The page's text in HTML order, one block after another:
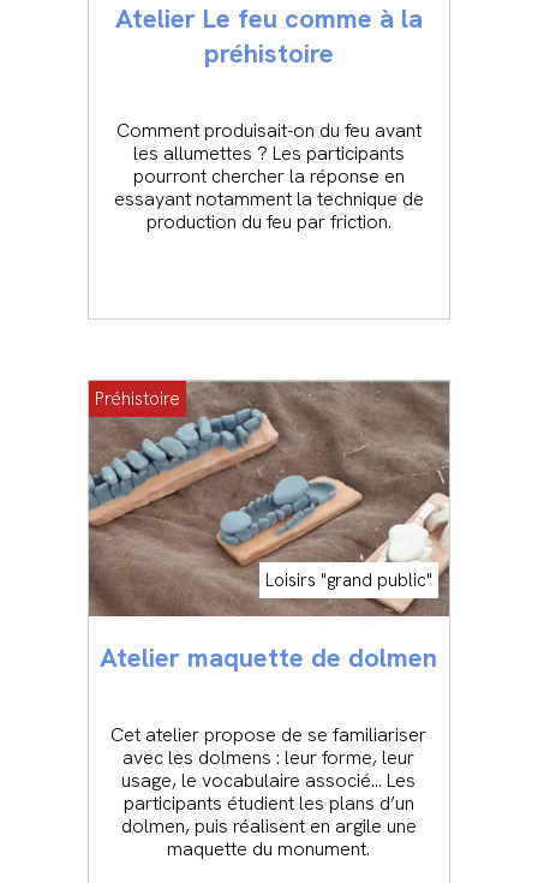
Atelier Le feu comme à la
préhistoire
Comment produisait-on du feu avant
les allumettes ? Les participants
pourront chercher la réponse en
essayant notamment la technique de
production du feu par friction.
Préhistoire
Loisirs "grand public"
Atelier maquette de dolmen
Cet atelier propose de se familiariser
avec les dolmens : leur forme, leur
usage, le vocabulaire associé… Les
participants étudient les plans d’un
dolmen, puis réalisent en argile une
maquette du monument.